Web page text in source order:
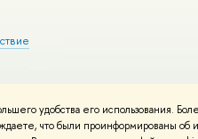
удобства его использования.
что были проинформированы
Политика